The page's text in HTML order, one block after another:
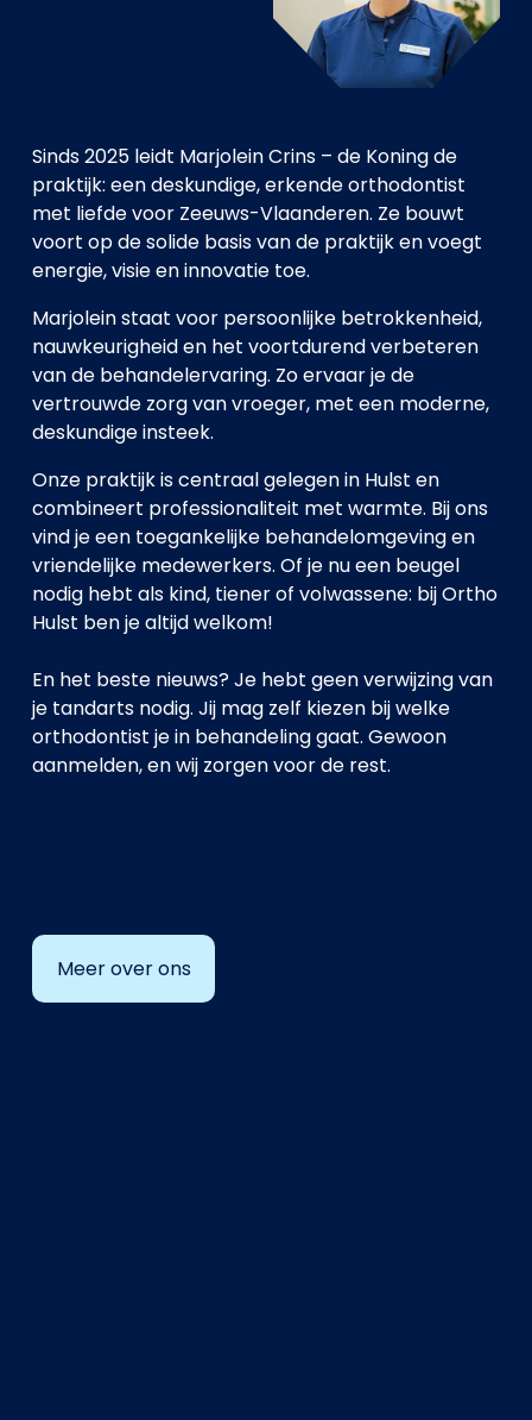
Sinds 2025 leidt Marjolein Crins – de Koning de
praktijk: een deskundige, erkende orthodontist
met liefde voor Zeeuws-Vlaanderen. Ze bouwt
voort op de solide basis van de praktijk en voegt
energie, visie en innovatie toe.
Marjolein staat voor persoonlijke betrokkenheid,
nauwkeurigheid en het voortdurend verbeteren
van de behandelervaring. Zo ervaar je de
vertrouwde zorg van vroeger, met een moderne,
deskundige insteek.
Onze praktijk is centraal gelegen in Hulst en
combineert professionaliteit met warmte. Bij ons
vind je een toegankelijke behandelomgeving en
vriendelijke medewerkers. Of je nu een beugel
nodig hebt als kind, tiener of volwassene: bij Ortho
Hulst ben je altijd welkom!
En het beste nieuws? Je hebt geen verwijzing van
je tandarts nodig. Jij mag zelf kiezen bij welke
orthodontist je in behandeling gaat. Gewoon
aanmelden, en wij zorgen voor de rest.
Meer over ons